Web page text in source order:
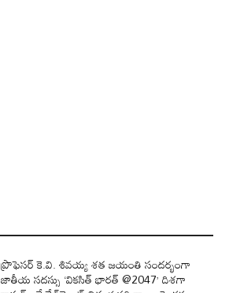
ప్రొఫెసర్‌ కె.వి. శివయ్య శత జయంతి సందర్భంగా
జాతీయ సదస్సు ‘వికసిత్‌ భారత్‌ @2047’ దిశగా